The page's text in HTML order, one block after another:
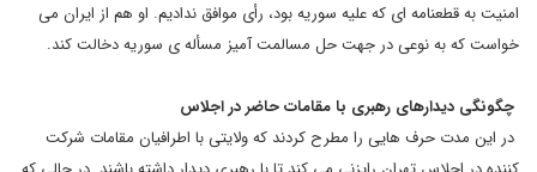
امنیت به قطعنامه ای که علیه سوریه بود، رأی موافق ندادیم. او هم از ایران می
خواست که به نوعی در جهت حل مسالمت آمیز مسأله ی سوریه دخالت کند.
چگونگی دیدارهای رهبری با مقامات حاضر در اجلاس
در این مدت حرف هایی را مطرح کردند که ولایتی با اطرافیان مقامات شرکت